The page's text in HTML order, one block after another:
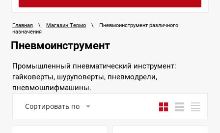
Главная \ Магазин Термо \
Пневмоинструмент различного
назначения
Пневмоинструмент
Промышленный пневматический инструмент:
гайковерты, шуруповерты, пневмодрели,
пневмошлифмашины.
Сортировать по